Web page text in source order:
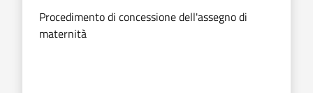
Procedimento di concessione dell'assegno di
maternità